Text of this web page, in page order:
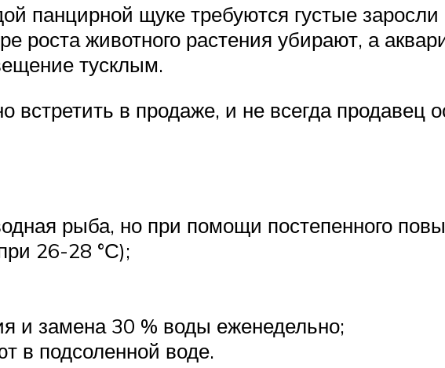
панцирной щуке требуются густые заросли
роста животного растения убирают, а
тусклым.
в продаже, и не всегда продавец
рыба, но при помощи постепенного
26-28 °С);
и замена 30 % воды еженедельно;
в подсоленной воде.